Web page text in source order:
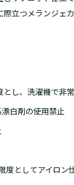
際立つメランジェ
し、洗濯機で非
白剤の使用禁止
度としてアイロン